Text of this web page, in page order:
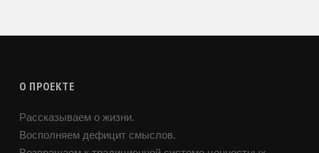
О ПРОЕКТЕ
Рассказываем о жизни.
Восполняем дефицит смыслов.